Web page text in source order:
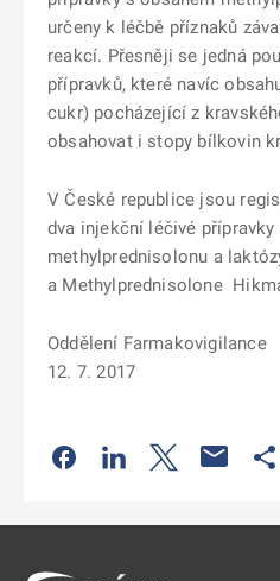
určeny k léčbě příznaků
reakcí. Přesněji se jedná
přípravků, které navíc
cukr) pocházející z
obsahovat i stopy bílkovin
V České republice jsou
dva injekční léčivé přípravky
methylprednisolonu a
a Methylprednisolone
Oddělení Farmakovigilance
12. 7. 2017
Odkaz se otevře na
Odkaz se otevře
Odkaz se